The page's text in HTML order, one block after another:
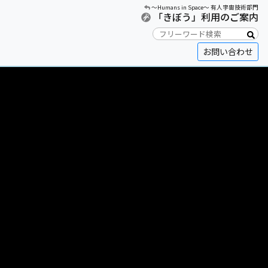
〜Humans in Space〜 有人宇宙技術部門
「きぼう」利用のご案内
お問い合わせ